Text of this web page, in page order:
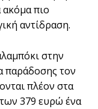
ακόμα πιο
αντίδραση.
στην
παράδοσης τον
πλέον στα
379 ευρώ ένα